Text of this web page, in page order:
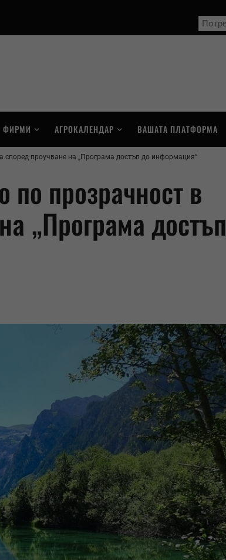
ФИРМИ АГРОКАЛЕНДАР ВАШАТА ПЛАТФОРМА
според проучване на „Програма достъп до информация“
прозрачност в
„Програма достъп